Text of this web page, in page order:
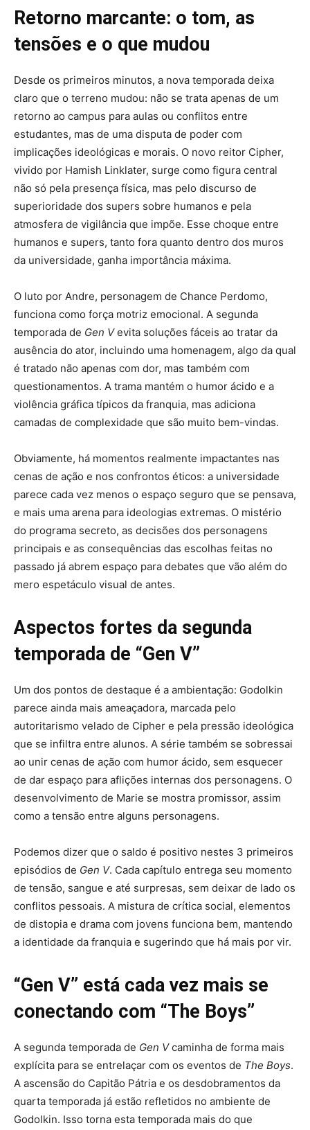
Retorno marcante: o tom, as
tensões e o que mudou
Desde os primeiros minutos, a nova temporada deixa
claro que o terreno mudou: não se trata apenas de um
retorno ao campus para aulas ou conflitos entre
estudantes, mas de uma disputa de poder com
implicações ideológicas e morais. O novo reitor Cipher,
vivido por Hamish Linklater, surge como figura central
não só pela presença física, mas pelo discurso de
superioridade dos supers sobre humanos e pela
atmosfera de vigilância que impõe. Esse choque entre
humanos e supers, tanto fora quanto dentro dos muros
da universidade, ganha importância máxima.
O luto por Andre, personagem de Chance Perdomo,
funciona como força motriz emocional. A segunda
temporada de Gen Vevita soluções fáceis ao tratar da
ausência do ator, incluindo uma homenagem, algo da qual
é tratado não apenas com dor, mas também com
questionamentos. A trama mantém o humor ácido e a
violência gráfica típicos da franquia, mas adiciona
camadas de complexidade que são muito bem-vindas.
Obviamente, há momentos realmente impactantes nas
cenas de ação e nos confrontos éticos: a universidade
parece cada vez menos o espaço seguro que se pensava,
e mais uma arena para ideologias extremas. O mistério
do programa secreto, as decisões dos personagens
principais e as consequências das escolhas feitas no
passado já abrem espaço para debates que vão além do
mero espetáculo visual de antes.
Aspectos fortes da segunda
temporada de “Gen V”
Um dos pontos de destaque é a ambientação: Godolkin
parece ainda mais ameaçadora, marcada pelo
autoritarismo velado de Cipher e pela pressão ideológica
que se infiltra entre alunos. A série também se sobressai
ao unir cenas de ação com humor ácido, sem esquecer
de dar espaço para aflições internas dos personagens. O
desenvolvimento de Marie se mostra promissor, assim
como a tensão entre alguns personagens.
Podemos dizer que o saldo é positivo nestes 3 primeiros
episódios de Gen V. Cada capítulo entrega seu momento
de tensão, sangue e até surpresas, sem deixar de lado os
conflitos pessoais. A mistura de crítica social, elementos
de distopia e drama com jovens funciona bem, mantendo
a identidade da franquia e sugerindo que há mais por vir.
“Gen V” está cada vez mais se
conectando com “The Boys”
A segunda temporada de Gen Vcaminha de forma mais
explícita para se entrelaçar com os eventos de The Boys.
A ascensão do Capitão Pátria e os desdobramentos da
quarta temporada já estão refletidos no ambiente de
Godolkin. Isso torna esta temporada mais do que